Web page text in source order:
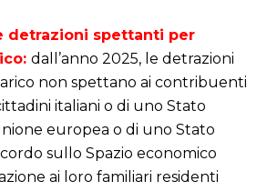
detrazioni spettanti per
dall’anno 2025, le detrazioni
non spettano ai contribuenti
italiani o di uno Stato
europea o di uno Stato
sullo Spazio economico
ai loro familiari residenti